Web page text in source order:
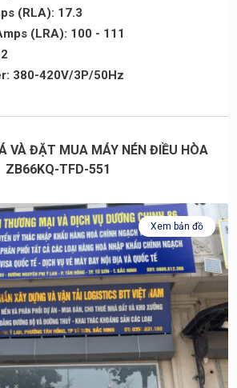
(RLA): 17.3
(LRA): 100 - 111
380-420V/3P/50Hz
VÀ ĐẶT MUA MÁY NÉN ĐIỀU HÒA
ZB66KQ-TFD-551
Xem bản đồ